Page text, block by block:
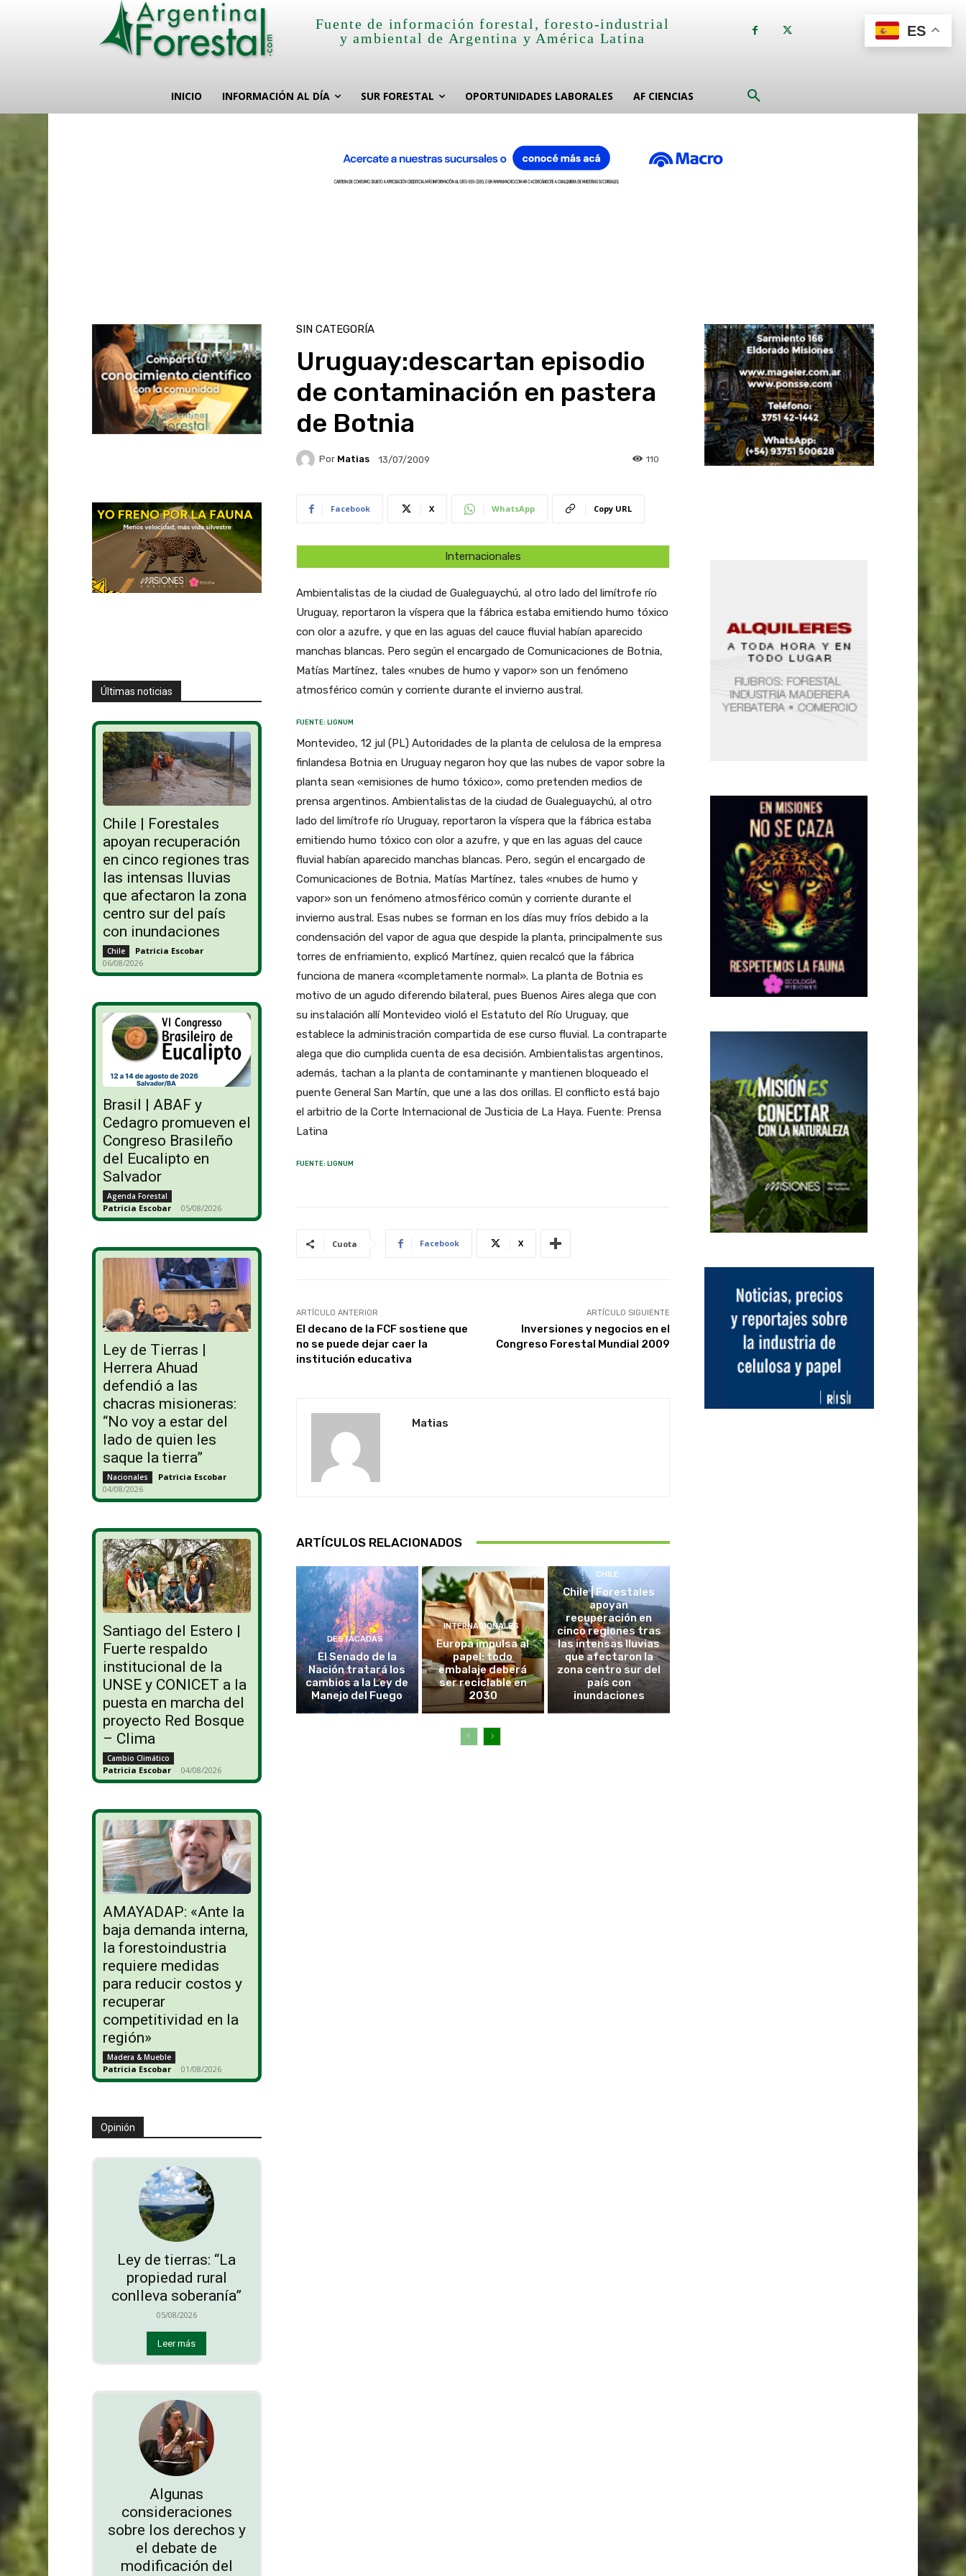
Fuente de información forestal, foresto-industrial
y ambiental de Argentina y América Latina
INICIO INFORMACIÓN AL DÍA SUR FORESTAL OPORTUNIDADES LABORALES AF CIENCIAS
Últimas noticias
Chile | Forestales
apoyan recuperación
en cinco regiones tras
las intensas lluvias
que afectaron la zona
centro sur del país
con inundaciones
Chile Patricia Escobar -
06/08/2026
Brasil | ABAF y
Cedagro promueven el
Congreso Brasileño
del Eucalipto en
Salvador
Agenda Forestal
Patricia Escobar - 05/08/2026
Ley de Tierras |
Herrera Ahuad
defendió a las
chacras misioneras:
“No voy a estar del
lado de quien les
saque la tierra”
Nacionales Patricia Escobar -
04/08/2026
Santiago del Estero |
Fuerte respaldo
institucional de la
UNSE y CONICET a la
puesta en marcha del
proyecto Red Bosque
– Clima
Cambio Climático
Patricia Escobar - 04/08/2026
AMAYADAP: «Ante la
baja demanda interna,
la forestoindustria
requiere medidas
para reducir costos y
recuperar
competitividad en la
región»
Madera & Mueble
Patricia Escobar - 01/08/2026
Opinión
Ley de tierras: “La
propiedad rural
conlleva soberanía”
05/08/2026
Leer más
Algunas
consideraciones
sobre los derechos y
el debate de
modificación del
SIN CATEGORÍA
Uruguay:descartan episodio
de contaminación en pastera
de Botnia
Por Matias 13/07/2009 110
Facebook X WhatsApp Copy URL
Internacionales
Ambientalistas de la ciudad de Gualeguaychú, al otro lado del limítrofe río
Uruguay, reportaron la víspera que la fábrica estaba emitiendo humo tóxico
con olor a azufre, y que en las aguas del cauce fluvial habían aparecido
manchas blancas. Pero según el encargado de Comunicaciones de Botnia,
Matías Martínez, tales «nubes de humo y vapor» son un fenómeno
atmosférico común y corriente durante el invierno austral.
FUENTE: LIGNUM
Montevideo, 12 jul (PL) Autoridades de la planta de celulosa de la empresa
finlandesa Botnia en Uruguay negaron hoy que las nubes de vapor sobre la
planta sean «emisiones de humo tóxico», como pretenden medios de
prensa argentinos. Ambientalistas de la ciudad de Gualeguaychú, al otro
lado del limítrofe río Uruguay, reportaron la víspera que la fábrica estaba
emitiendo humo tóxico con olor a azufre, y que en las aguas del cauce
fluvial habían aparecido manchas blancas. Pero, según el encargado de
Comunicaciones de Botnia, Matías Martínez, tales «nubes de humo y
vapor» son un fenómeno atmosférico común y corriente durante el
invierno austral. Esas nubes se forman en los días muy fríos debido a la
condensación del vapor de agua que despide la planta, principalmente sus
torres de enfriamiento, explicó Martínez, quien recalcó que la fábrica
funciona de manera «completamente normal». La planta de Botnia es
motivo de un agudo diferendo bilateral, pues Buenos Aires alega que con
su instalación allí Montevideo violó el Estatuto del Río Uruguay, que
establece la administración compartida de ese curso fluvial. La contraparte
alega que dio cumplida cuenta de esa decisión. Ambientalistas argentinos,
además, tachan a la planta de contaminante y mantienen bloqueado el
puente General San Martín, que une a las dos orillas. El conflicto está bajo
el arbitrio de la Corte Internacional de Justicia de La Haya. Fuente: Prensa
Latina
FUENTE: LIGNUM
Cuota Facebook X
ARTÍCULO ANTERIOR
El decano de la FCF sostiene que
no se puede dejar caer la
institución educativa
ARTÍCULO SIGUIENTE
Inversiones y negocios en el
Congreso Forestal Mundial 2009
Matias
ARTÍCULOS RELACIONADOS
DESTACADAS
El Senado de la
Nación tratará los
cambios a la Ley de
Manejo del Fuego
INTERNACIONALES
Europa impulsa al
papel: todo
embalaje deberá
ser reciclable en
2030
CHILE
Chile | Forestales
apoyan
recuperación en
cinco regiones tras
las intensas lluvias
que afectaron la
zona centro sur del
país con
inundaciones
ES